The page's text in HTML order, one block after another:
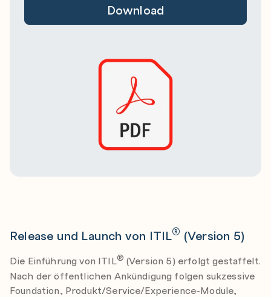
Download
Release und Launch von ITIL® (Version 5)
Die Einführung von ITIL® (Version 5) erfolgt gestaffelt.
Nach der öffentlichen Ankündigung folgen sukzessive
Foundation, Produkt/Service/Experience-Module,